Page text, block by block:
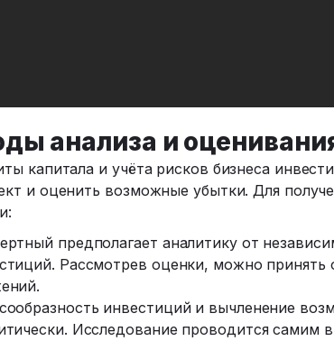
анализа и
капитала и учёта рисков бизнеса
и оценить возможные убытки. Для
предполагает аналитику от
Рассмотрев оценки, можно
инвестиций и вычленение
Исследование проводится самим